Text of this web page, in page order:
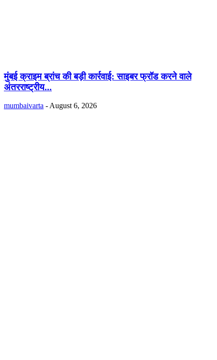
मुंबई क्राइम ब्रांच की बड़ी कार्रवाई: साइबर फ्रॉड करने वाले
अंतरराष्ट्रीय...
mumbaivarta - August 6, 2026